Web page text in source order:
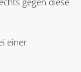
einer